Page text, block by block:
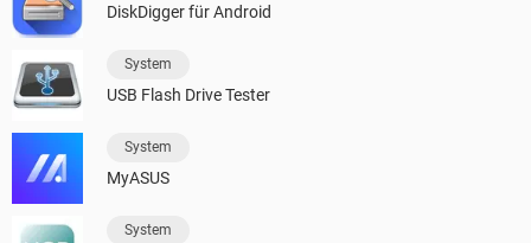
DiskDigger für Android
System
USB Flash Drive Tester
System
MyASUS
System